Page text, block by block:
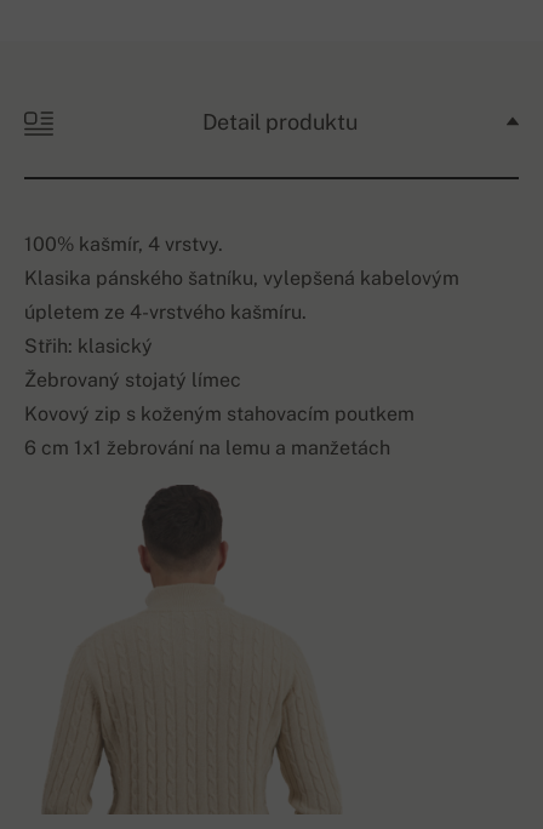
Detail produktu
100% kašmír, 4 vrstvy.
Klasika pánského šatníku, vylepšená kabelovým
úpletem ze 4-vrstvého kašmíru.
Střih: klasický
Žebrovaný stojatý límec
Kovový zip s koženým stahovacím poutkem
6 cm 1x1 žebrování na lemu a manžetách